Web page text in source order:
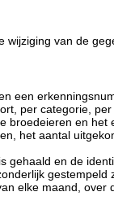
wijziging van de
een
per categorie,
broedeieren en
het aantal
gehaald en de
elke maand,